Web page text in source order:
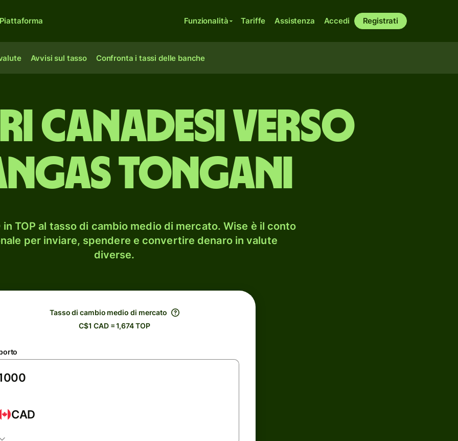
Funzionalità Tariffe Assistenza Accedi Registrati
Avvisi sul tasso Confronta i tassi delle banche
canadesi verso
tongani
TOP al tasso di cambio medio di mercato. Wise è il conto
per inviare, spendere e convertire denaro in valute
diverse.
Tasso di cambio medio di mercato
C$1 CAD = 1,674 TOP
CAD